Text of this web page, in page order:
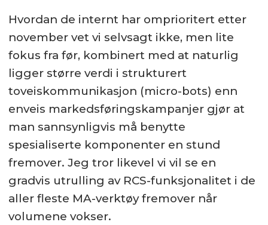
Hvordan de internt har omprioritert etter
november vet vi selvsagt ikke, men lite
fokus fra før, kombinert med at naturlig
ligger større verdi i strukturert
toveiskommunikasjon (micro-bots) enn
enveis markedsføringskampanjer gjør at
man sannsynligvis må benytte
spesialiserte komponenter en stund
fremover. Jeg tror likevel vi vil se en
gradvis utrulling av RCS-funksjonalitet i de
aller fleste MA-verktøy fremover når
volumene vokser.